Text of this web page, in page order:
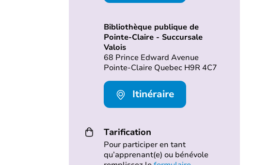
Bibliothèque publique de
Pointe-Claire - Succursale
Valois
68 Prince Edward Avenue
Pointe-Claire Quebec H9R 4C7
Itinéraire
Tarification
Pour participer en tant
qu’apprenant(e) ou bénévole